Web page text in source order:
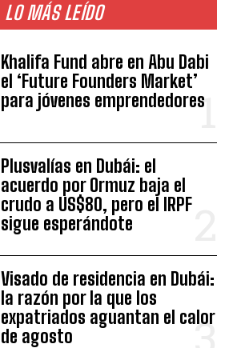
LO MÁS LEÍDO
Khalifa Fund abre en Abu Dabi
el ‘Future Founders Market’
para jóvenes emprendedores
Plusvalías en Dubái: el
acuerdo por Ormuz baja el
crudo a US$80, pero el IRPF
sigue esperándote
Visado de residencia en Dubái:
la razón por la que los
expatriados aguantan el calor
de agosto